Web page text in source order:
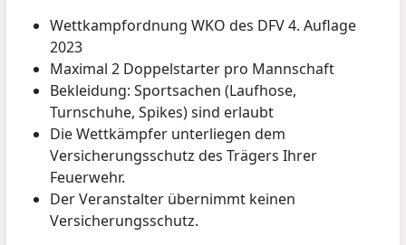
Wettkampfordnung WKO des DFV 4. Auflage
2023
Maximal 2 Doppelstarter pro Mannschaft
Bekleidung: Sportsachen (Laufhose,
Turnschuhe, Spikes) sind erlaubt
Die Wettkämpfer unterliegen dem
Versicherungsschutz des Trägers Ihrer
Feuerwehr.
Der Veranstalter übernimmt keinen
Versicherungsschutz.